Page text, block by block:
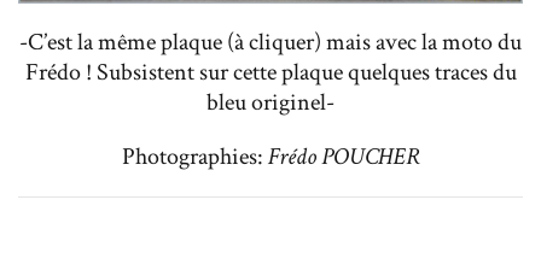
-C’est la même plaque (à cliquer) mais avec la moto du
Frédo ! Subsistent sur cette plaque quelques traces du
bleu originel-
Photographies:Frédo POUCHER